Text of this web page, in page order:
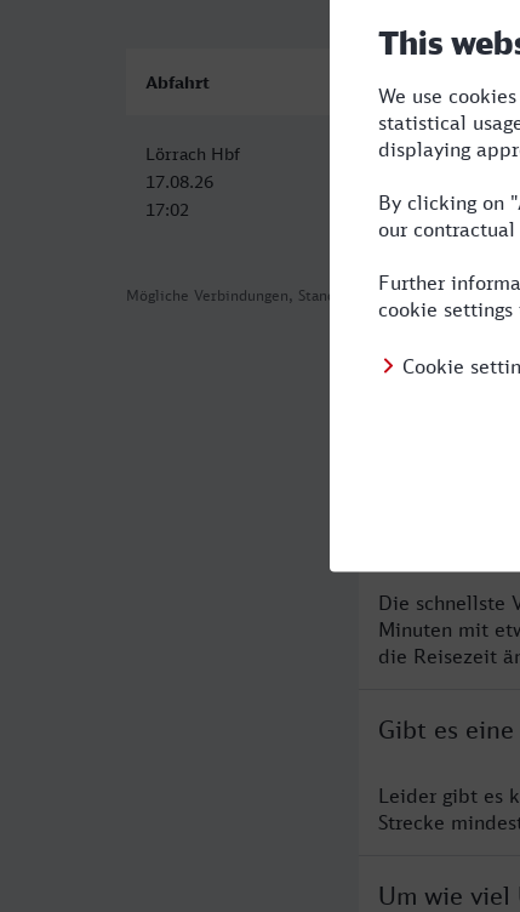
Mögliche Verbindungen, Stand: 2026-08-03 17:17
Abfahrt
Lörrach Hbf
17.08.26
17:02
Hof Hbf
01:14
Die schnellste
Minuten mit
die Reisezeit
Gibt es
Leider gibt es
Strecke
Um wie viel